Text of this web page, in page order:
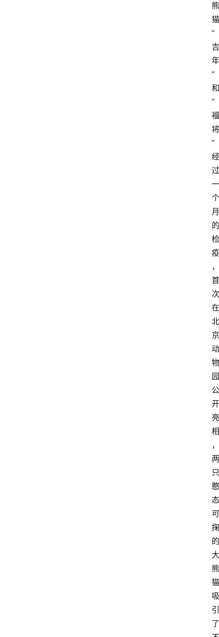
熊
猫
“
吉
年
”
和
“
福
将
”
经
过
一
个
月
的
检
疫
，
首
次
在
北
京
动
物
园
公
开
亮
相
，
两
只
憨
态
可
掬
的
大
熊
猫
吸
引
了